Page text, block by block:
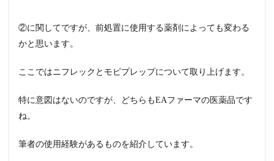
②に関してですが、前処置に使用する薬剤によっても変わる
かと思います。
ここではニフレックとモビプレップについて取り上げます。
特に意図はないのですが、どちらもEAファーマの医薬品です
ね。
筆者の使用経験があるものを紹介しています。